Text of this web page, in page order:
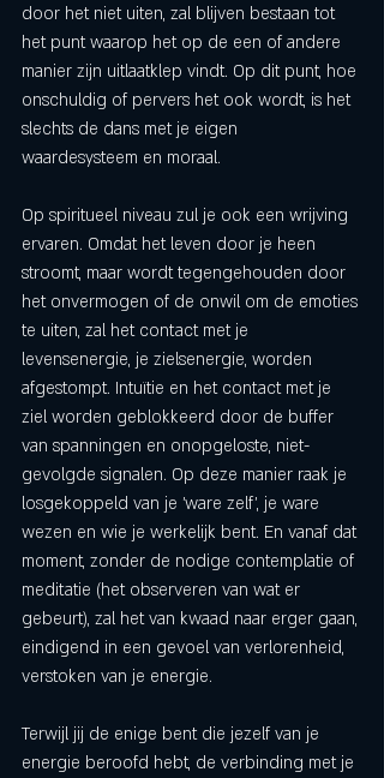
door het niet uiten, zal blijven bestaan tot
het punt waarop het op de een of andere
manier zijn uitlaatklep vindt. Op dit punt, hoe
onschuldig of pervers het ook wordt, is het
slechts de dans met je eigen
waardesysteem en moraal.
Op spiritueel niveau zul je ook een wrijving
ervaren. Omdat het leven door je heen
stroomt, maar wordt tegengehouden door
het onvermogen of de onwil om de emoties
te uiten, zal het contact met je
levensenergie, je zielsenergie, worden
afgestompt. Intuïtie en het contact met je
ziel worden geblokkeerd door de buffer
van spanningen en onopgeloste, niet-
gevolgde signalen. Op deze manier raak je
losgekoppeld van je 'ware zelf', je ware
wezen en wie je werkelijk bent. En vanaf dat
moment, zonder de nodige contemplatie of
meditatie (het observeren van wat er
gebeurt), zal het van kwaad naar erger gaan,
eindigend in een gevoel van verlorenheid,
verstoken van je energie.
Terwijl jij de enige bent die jezelf van je
energie beroofd hebt, de verbinding met je